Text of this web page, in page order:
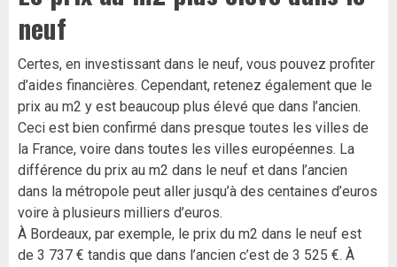
neuf
Certes, en investissant dans le neuf, vous pouvez profiter
d’aides financières. Cependant, retenez également que le
prix au m2 y est beaucoup plus élevé que dans l’ancien.
Ceci est bien confirmé dans presque toutes les villes de
la France, voire dans toutes les villes européennes. La
différence du prix au m2 dans le neuf et dans l’ancien
dans la métropole peut aller jusqu’à des centaines d’euros
voire à plusieurs milliers d’euros.
À Bordeaux, par exemple, le prix du m2 dans le neuf est
de 3 737 € tandis que dans l’ancien c’est de 3 525 €. À